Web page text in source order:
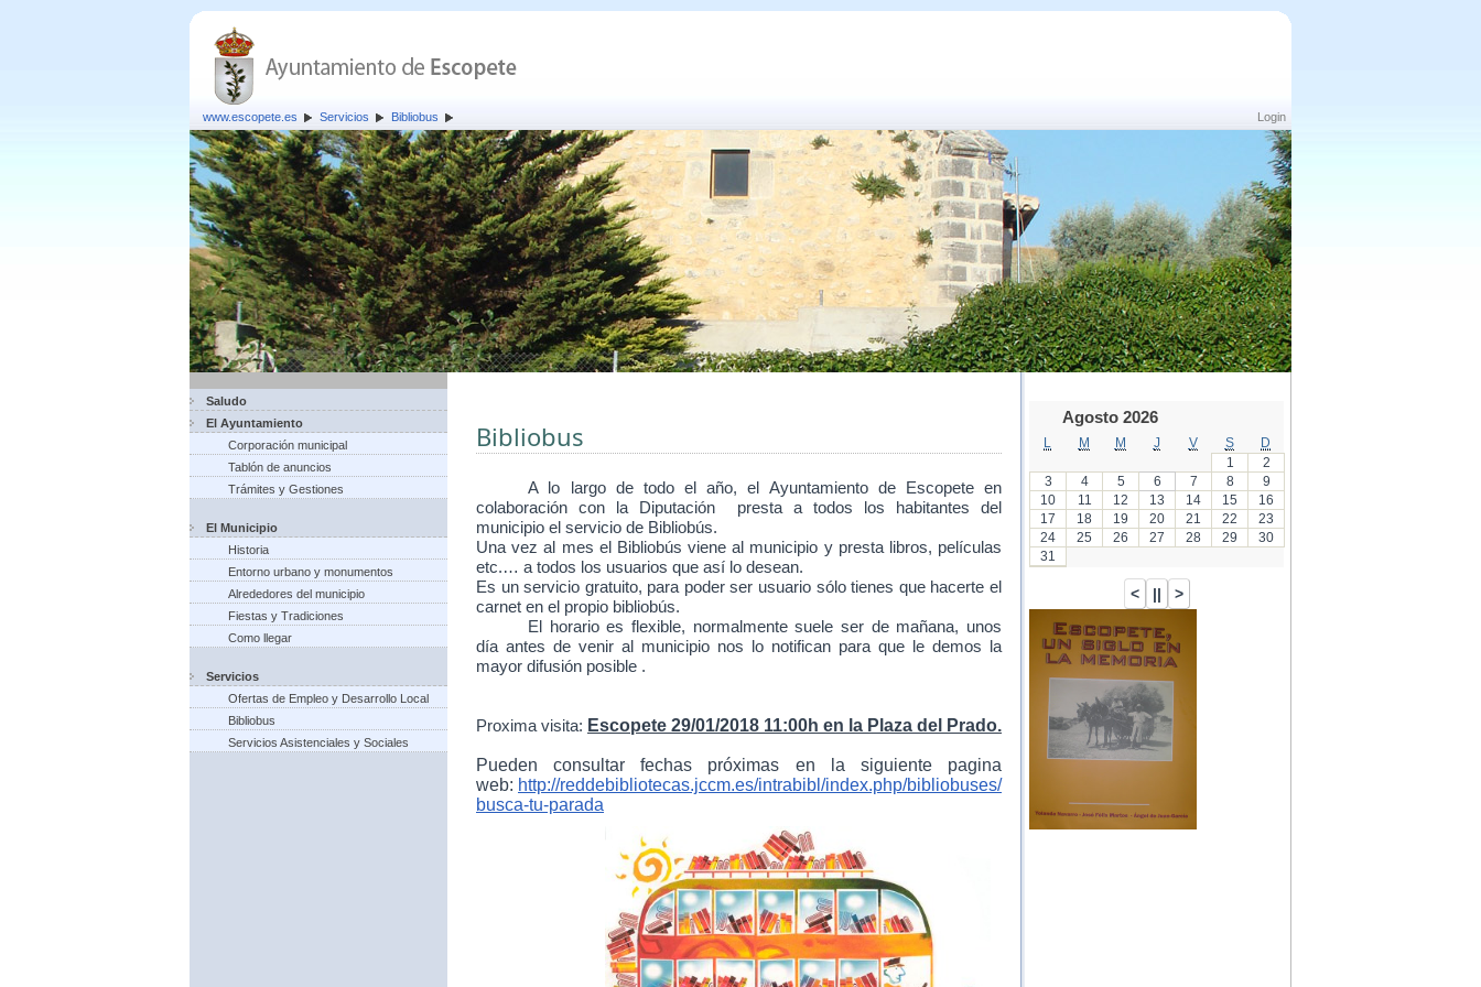
Login
www.escopete.es Servicios Bibliobus
Saludo
El Ayuntamiento
Corporación municipal
Tablón de anuncios
Trámites y Gestiones
El Municipio
Historia
Entorno urbano y monumentos
Alrededores del municipio
Fiestas y Tradiciones
Como llegar
Servicios
Ofertas de Empleo y Desarrollo Local
Bibliobus
Servicios Asistenciales y Sociales
Bibliobus
A lo largo de todo el
año, el Ayuntamiento de Escopete en
colaboración con la Diputación presta a todos los habitantes del
municipio el servicio de Bibliobús.
Una vez al mes el Bibliobús viene al municipio y presta libros, películas
etc.… a todos los usuarios que así lo desean.
Es un servicio gratuito, para poder ser usuario sólo tienes que hacerte el
carnet en el propio bibliobús.
El horario es flexible, normalmente suele ser de mañana, unos
día antes de venir al municipio nos lo notifican para que le demos la
mayor difusión posible .
Proxima visita: Escopete 29/01/2018 11:00h en la Plaza del Prado.
Pueden consultar fechas próximas en la siguiente pagina
web: http://reddebibliotecas.jccm.es/intrabibl/index.php/bibliobuses/
busca-tu-parada
Agosto 2026
M M J V S
D
1
2
3
4 5 6 7 8
9
10
11 12 13 14 15
16
17
18 19 20 21 22
23
24
25 26 27 28 29
30
31